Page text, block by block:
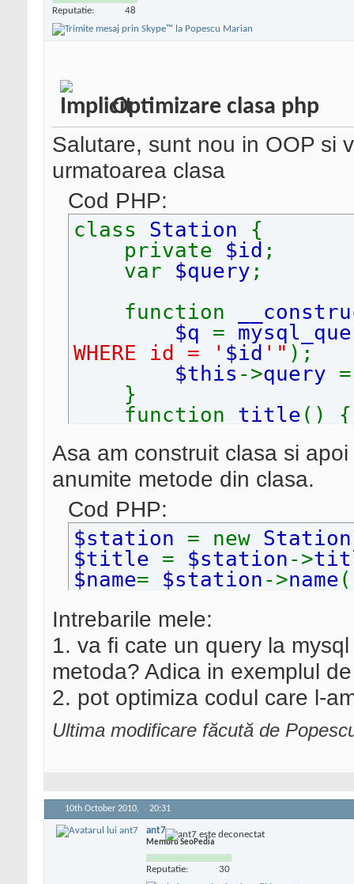
Reputatie: 48
Optimizare clasa php
Salutare, sunt nou in OOP si
urmatoarea clasa
Cod PHP:
class Station {
private $id ;
var $query ;
function
$q =
WHERE id = ' $id '" );
$this ->query
}
function title () {
}
functionname() {
return
}
function
return$this->
}
}
Asa am construit clasa si
anumite metode din clasa.
Cod PHP:
$station = new Station
$title = $station ->
$name= $station ->name
Intrebarile mele:
1. va fi cate un query la
metoda? Adica in exemplul
2. pot optimiza codul care l-
Ultima modificare făcută de
10th October 2010, 20:31
ant7
Membru SeoPedia
Reputatie: 30